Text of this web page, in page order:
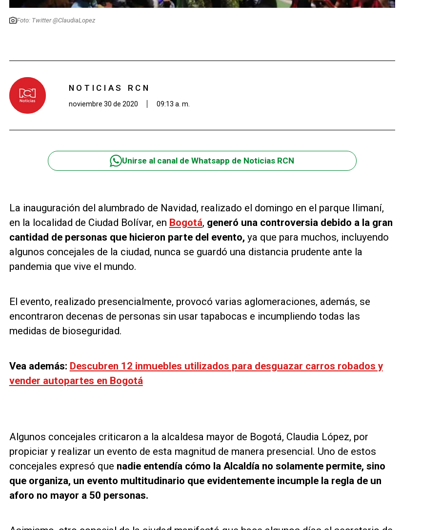
Foto: Twitter @ClaudiaLopez
NOTICIAS RCN
noviembre 30 de 2020 09:13 a. m.
Unirse al canal de Whatsapp de Noticias RCN
La inauguración del alumbrado de Navidad, realizado el domingo en el parque Ilimaní,
en la localidad de Ciudad Bolívar, en Bogotá, generó una controversia debido a la gran
cantidad de personas que hicieron parte del evento, ya que para muchos, incluyendo
algunos concejales de la ciudad, nunca se guardó una distancia prudente ante la
pandemia que vive el mundo.
El evento, realizado presencialmente, provocó varias aglomeraciones, además, se
encontraron decenas de personas sin usar tapabocas e incumpliendo todas las
medidas de bioseguridad.
Vea además: Descubren 12 inmuebles utilizados para desguazar carros robados y
vender autopartes en Bogotá
Algunos concejales criticaron a la alcaldesa mayor de Bogotá, Claudia López, por
propiciar y realizar un evento de esta magnitud de manera presencial. Uno de estos
concejales expresó que nadie entendía cómo la Alcaldía no solamente permite, sino
que organiza, un evento multitudinario que evidentemente incumple la regla de un
aforo no mayor a 50 personas.